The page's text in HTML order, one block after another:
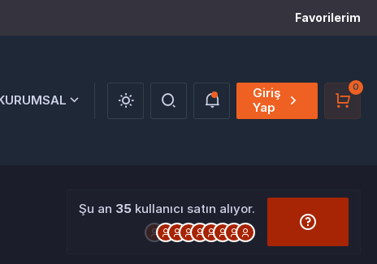
Favorilerim
Giriş
Yap
0
Şu an 35 kullanıcı satın alıyor.